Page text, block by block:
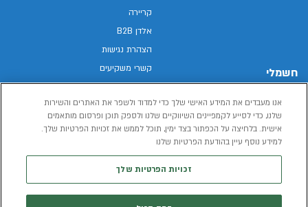
חשמלי
רכב חשמלי
הכל על רכב חשמלי
קריירה
אלדן B2B
הצהרת נגישות
קשרי משקיעים
מפת האתר
מדיניות פרטיות
תנאי שימוש
אנו מעבדים את המידע האישי שלך כדי למדוד ולשפר את האתרים והשירות
שלנו, כדי לסייע לקמפיינים השיווקיים שלנו ולספק תוכן ופרסום מותאמים
אישית. בלחיצה על הכפתור בצד ימין, תוכל לממש את זכויות הפרטיות שלך.
למידע נוסף עיין בהודעת הפרטיות שלנו
זכויות הפרטיות שלך